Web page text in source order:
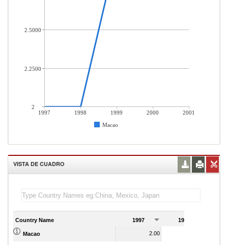
1997 1998 1999 2000
2001
Macao
2.5000
2.2500
2
VISTA DE CUADRO
Country Name 1997 1998
Macao 2.00